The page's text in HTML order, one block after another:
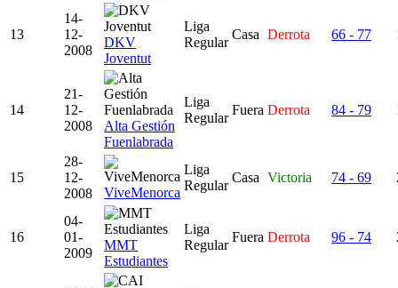
13
14-
12-
2008
DKV
Joventut
Liga
Regular
Casa Derrota 66 - 77
14
21-
12-
2008
Alta Gestión
Fuenlabrada
Liga
Regular
Fuera Derrota 84 - 79
15
28-
12-
2008
ViveMenorca
Liga
Regular
Casa Victoria 74 - 69
16
04-
01-
2009
MMT
Estudiantes
Liga
Regular
Fuera Derrota 96 - 74